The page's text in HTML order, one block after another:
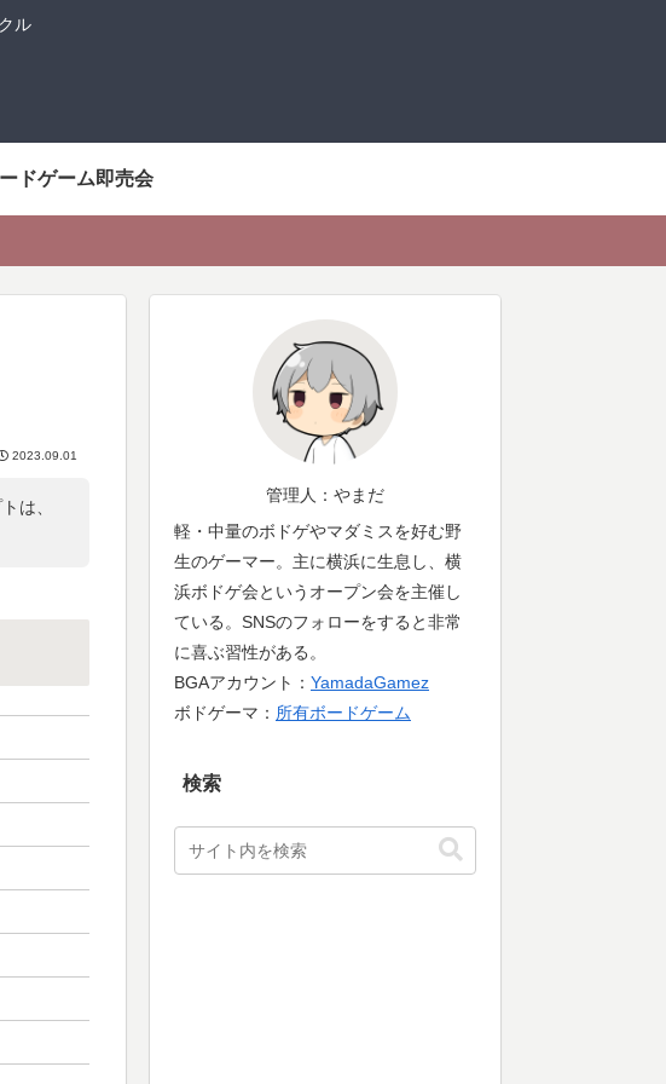
ル
ドゲーム即売会
2023.09.01
は、
管理人：やまだ
軽・中量のボドゲやマダミスを好む野
生のゲーマー。主に横浜に生息し、横
浜ボドゲ会というオープン会を主催し
ている。SNSのフォローをすると非常
に喜ぶ習性がある。
BGAアカウント： YamadaGamez
ボドゲーマ： 所有ボードゲーム
検索